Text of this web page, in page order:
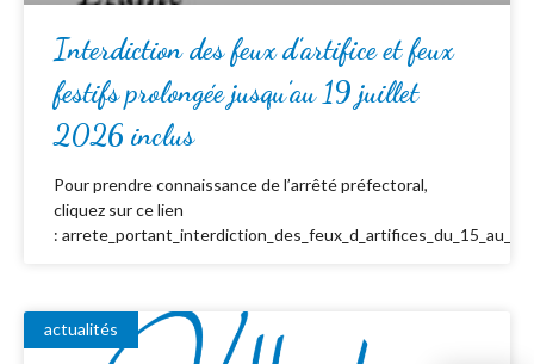
Interdiction des feux d’artifice et feux
festifs prolongée jusqu’au 19 juillet
2026 inclus
Pour prendre connaissance de l’arrêté préfectoral,
cliquez sur ce lien
:
actualités